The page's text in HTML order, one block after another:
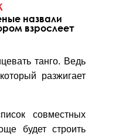
назвали
взрослеет
танго. Ведь
разжигает
совместных
будет строить